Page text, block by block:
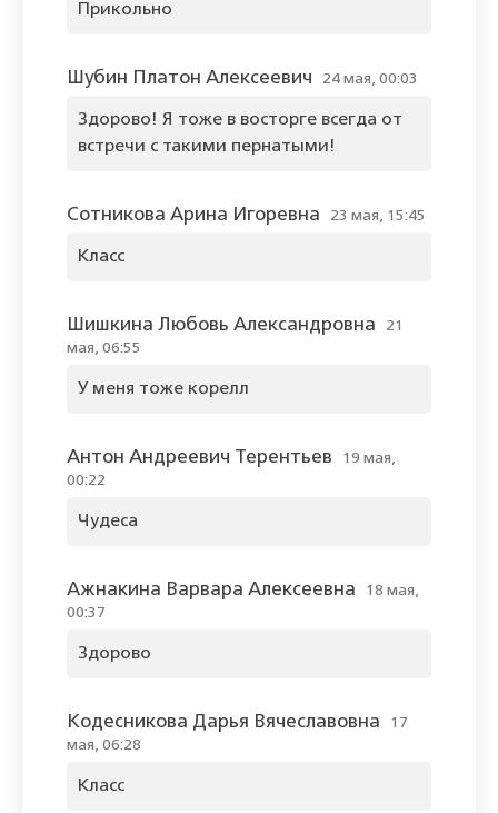
Прикольно
Шубин Платон Алексеевич 24 мая, 00:03
Здорово! Я тоже в восторге всегда от
встречи с такими пернатыми!
Сотникова Арина Игоревна 23 мая, 15:45
Класс
Шишкина Любовь Александровна
21
мая, 06:55
У меня тоже корелл
Антон Андреевич Терентьев
19 мая,
00:22
Чудеса
Ажнакина Варвара Алексеевна
18 мая,
00:37
Здорово
Кодесникова Дарья Вячеславовна
17
мая, 06:28
Класс